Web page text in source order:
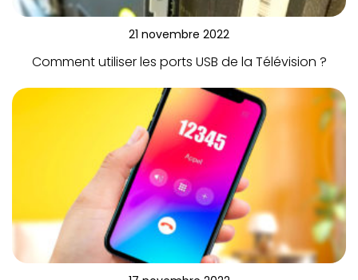
21 novembre 2022
Comment utiliser les ports USB de la Télévision ?